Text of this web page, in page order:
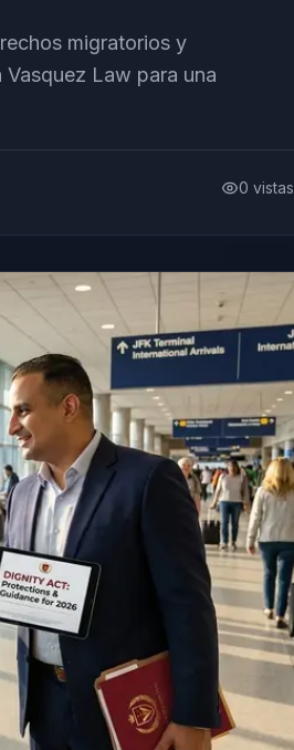
migratorios y
Law para una
0 vistas